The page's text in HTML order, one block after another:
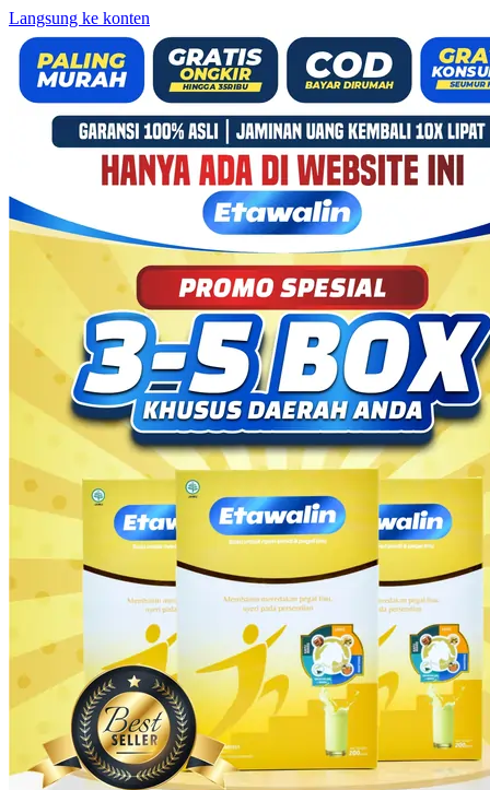
Langsung ke konten